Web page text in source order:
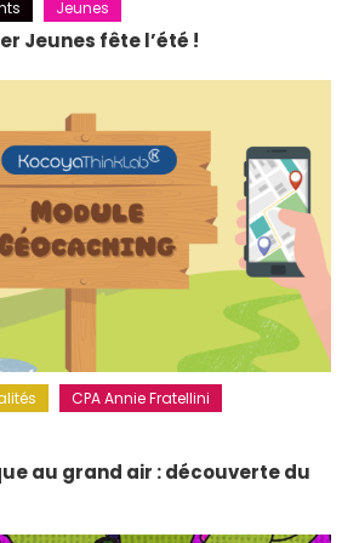
Jeunes
Jeunes fête l’été !
CPA Annie Fratellini
au grand air : découverte du